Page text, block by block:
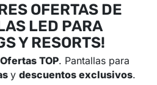
OFERTAS DE
LED PARA
Y RESORTS!
Ofertas TOP. Pantallas para
y descuentos exclusivos.